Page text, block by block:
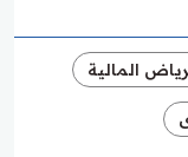
المالية